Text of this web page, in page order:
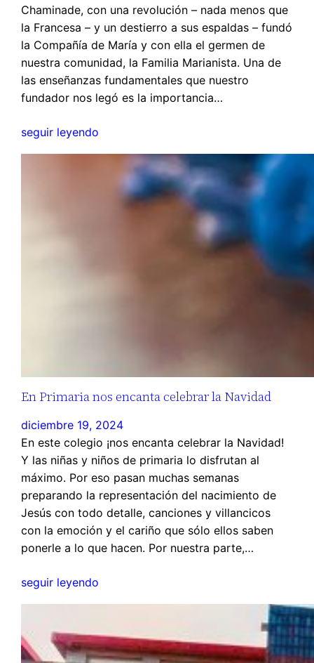
Chaminade, con una revolución – nada menos que
la Francesa – y un destierro a sus espaldas – fundó
la Compañía de María y con ella el germen de
nuestra comunidad, la Familia Marianista. Una de
las enseñanzas fundamentales que nuestro
fundador nos legó es la importancia…
seguir leyendo
En Primaria nos encanta celebrar la Navidad
diciembre 19, 2024
En este colegio ¡nos encanta celebrar la Navidad!
Y las niñas y niños de primaria lo disfrutan al
máximo. Por eso pasan muchas semanas
preparando la representación del nacimiento de
Jesús con todo detalle, canciones y villancicos
con la emoción y el cariño que sólo ellos saben
ponerle a lo que hacen. Por nuestra parte,…
seguir leyendo